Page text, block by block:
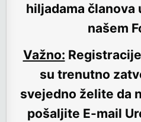
hiljadama članova
našem
Važno:
su trenutno
svejedno želite da
pošaljite E-mail